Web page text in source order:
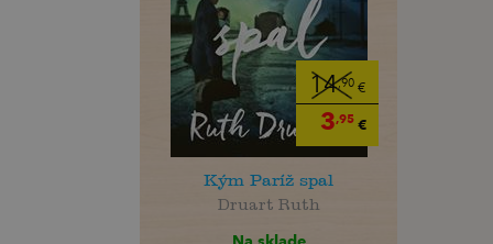
14,90 €
3,95 €
Kým Paríž spal
Druart Ruth